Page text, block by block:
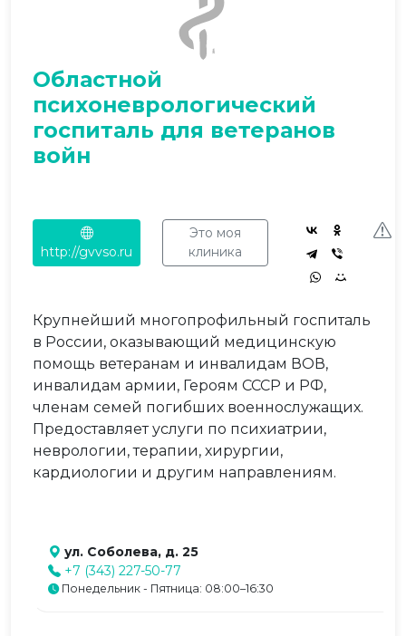
Областной
психоневрологический
госпиталь для ветеранов
войн
http://gvvso.ru
Это моя
клиника
Крупнейший многопрофильный госпиталь
в России, оказывающий медицинскую
помощь ветеранам и инвалидам ВОВ,
инвалидам армии, Героям СССР и РФ,
членам семей погибших военнослужащих.
Предоставляет услуги по психиатрии,
неврологии, терапии, хирургии,
кардиологии и другим направлениям.
ул. Соболева, д. 25
+7 (343) 227-50-77
Понедельник - Пятница: 08:00–16:30